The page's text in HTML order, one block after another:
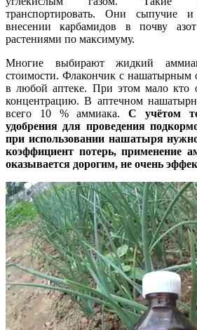
транспортировать. Они сыпучие
внесении карбамидов в почву
растениями по максимуму.
Многие выбирают жидкий
стоимости. Флакончик с нашатырным
в любой аптеке. При этом мало кто
концентрацию. В аптечном
всего 10 % аммиака. С учётом
удобрения для проведения
при использовании нашатыря
коэффициент потерь, применение
оказывается дорогим, не очень